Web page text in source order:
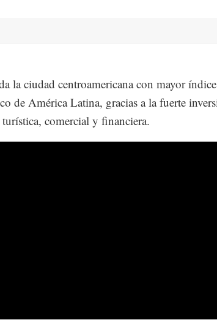
la ciudad centroamericana con mayor
de América Latina, gracias a la fuerte
comercial y financiera.